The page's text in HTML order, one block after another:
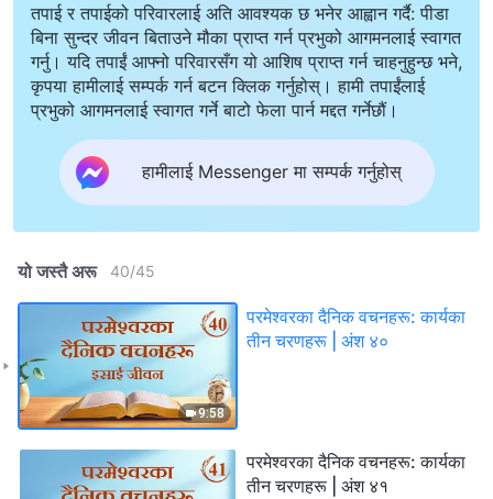
तपाई र तपाईको परिवारलाई अति आवश्यक छ भनेर आह्वान गर्दै: पीडा
बिना सुन्दर जीवन बिताउने मौका प्राप्त गर्न प्रभुको आगमनलाई स्वागत
गर्नु। यदि तपाईं आफ्नो परिवारसँग यो आशिष प्राप्त गर्न चाहनुहुन्छ भने,
कृपया हामीलाई सम्पर्क गर्न बटन क्लिक गर्नुहोस्। हामी तपाईंलाई
प्रभुको आगमनलाई स्वागत गर्ने बाटो फेला पार्न मद्दत गर्नेछौं।
हामीलाई Messenger मा सम्पर्क गर्नुहोस्
यो जस्तै अरू 40/45
9:58
परमेश्‍वरका दैनिक वचनहरू: कार्यका
तीन चरणहरू | अंश ४०
परमेश्‍वरका दैनिक वचनहरू: कार्यका
तीन चरणहरू | अंश ४१